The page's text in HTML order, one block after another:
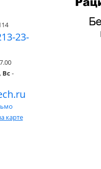
23-
Вс -
карте